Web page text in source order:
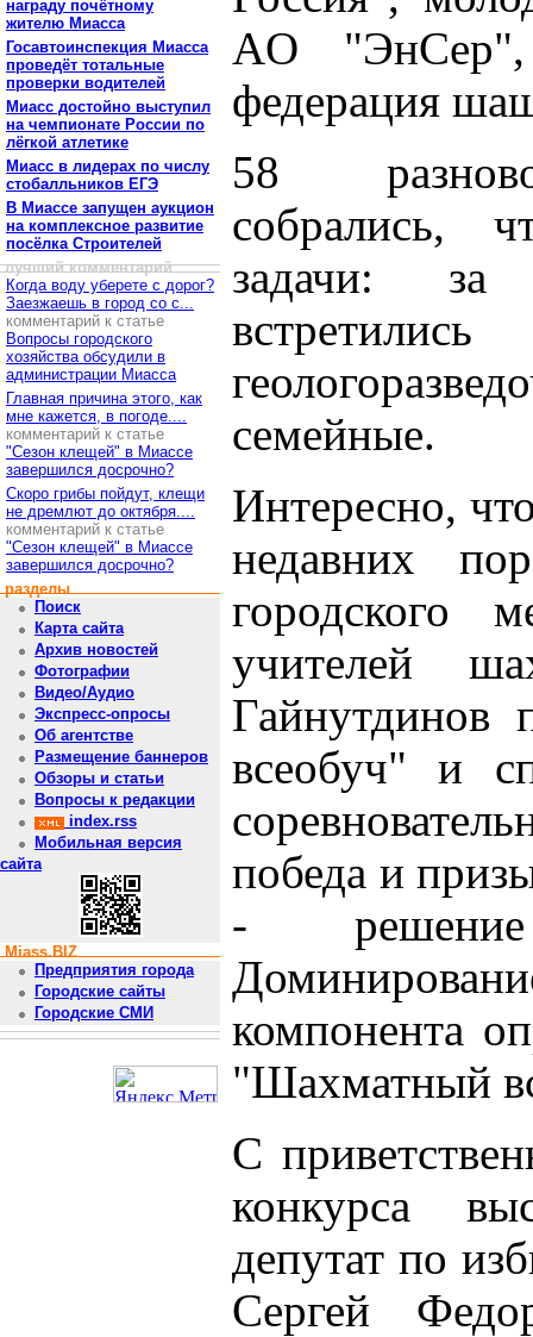
награду почётному
жителю Миасса
Госавтоинспекция Миасса
проведёт тотальные
проверки водителей
Миасс достойно выступил
на чемпионате России по
лёгкой атлетике
Миасс в лидерах по числу
стобалльников ЕГЭ
В Миассе запущен аукцион
на комплексное развитие
посёлка Строителей
лучший комментарий
Когда воду уберете с дорог?
Заезжаешь в город со с...
комментарий к статье
Вопросы городского
хозяйства обсудили в
администрации Миасса
Главная причина этого, как
мне кажется, в погоде....
комментарий к статье
"Сезон клещей" в Миассе
завершился досрочно?
Скоро грибы пойдут, клещи
не дремлют до октября....
комментарий к статье
"Сезон клещей" в Миассе
завершился досрочно?
разделы
Поиск
Карта сайта
Архив новостей
Фотографии
Видео/Аудио
Экспресс-опросы
Об агентстве
Размещение баннеров
Обзоры и статьи
Вопросы к редакции
index.rss
Мобильная версия
сайта
Miass.BIZ
Предприятия города
Городские сайты
Городские СМИ
АO "ЭнСер",
федерация
58
собрались,
задачи: за
семейные.
Интересно,
недавних
городского
учителей
Гайнутдинов
всеобуч" и
победа и
-
компонента
"Шахматный
С
конкурса
депутат по
Сергей